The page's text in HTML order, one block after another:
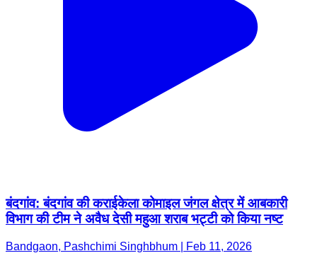
बंदगांव: बंदगांव की कराईकेला कोमाइल जंगल क्षेत्र में आबकारी
विभाग की टीम ने अवैध देसी महुआ शराब भट्टी को किया नष्ट
Bandgaon, Pashchimi Singhbhum | Feb 11, 2026